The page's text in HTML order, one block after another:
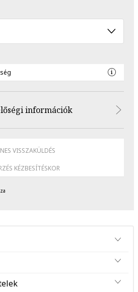
információk
VISSZAKÜLDÉS
KÉZBESÍTÉSKOR